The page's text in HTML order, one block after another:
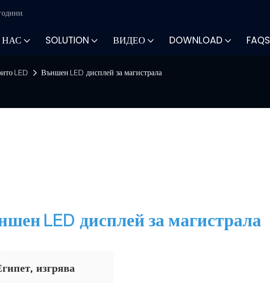
НАС SOLUTION ВИДЕО DOWNLOAD FAQS
LED Външен LED дисплей за магистрала
LED дисплей за магистрала
изгрява